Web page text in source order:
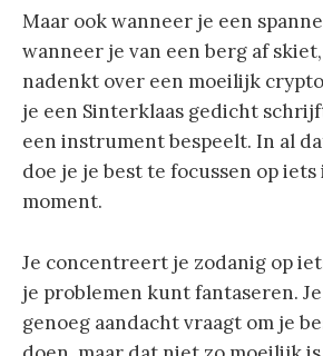
Maar ook wanneer je een
wanneer je van een berg af
nadenkt over een moeilijk
je een Sinterklaas gedicht
een instrument bespeelt. In al
doe je je best te focussen op
moment.
Je concentreert je zodanig op
je problemen kunt fantaseren.
genoeg aandacht vraagt om je